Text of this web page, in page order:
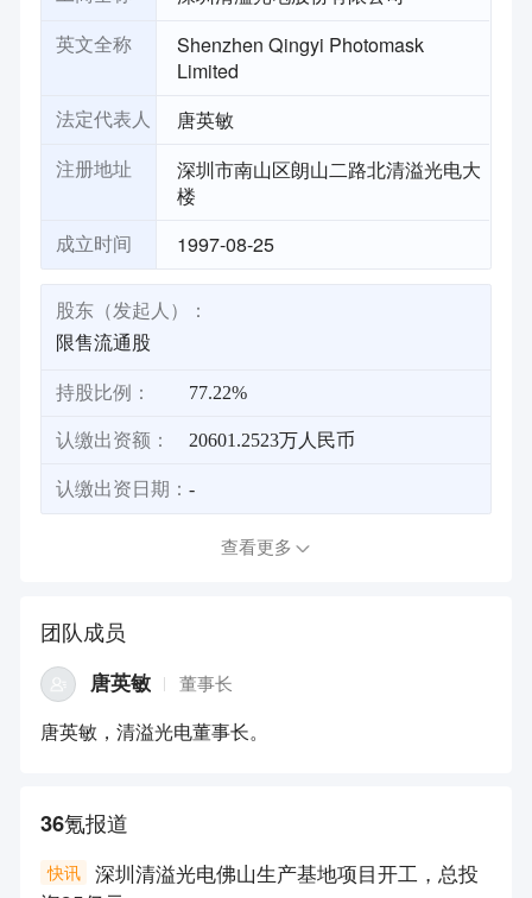
英文全称
Shenzhen Qingyi Photomask
Limited
法定代表人 唐英敏
注册地址
深圳市南山区朗山二路北清溢光电大
楼
成立时间 1997-08-25
股东（发起人）：
限售流通股
持股比例： 77.22%
认缴出资额： 20601.2523万人民币
认缴出资日期： -
查看更多
团队成员
唐英敏 董事长
唐英敏，清溢光电董事长。
36氪报道
深圳清溢光电佛山生产基地项目开工，总投
快讯